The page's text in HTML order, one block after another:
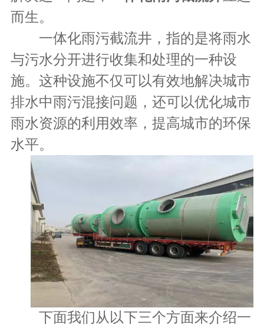
而生。
一体化雨污截流井，指的是将雨水
与污水分开进行收集和处理的一种设
施。这种设施不仅可以有效地解决城市
排水中雨污混接问题，还可以优化城市
雨水资源的利用效率，提高城市的环保
水平。
下面我们从以下三个方面来介绍一